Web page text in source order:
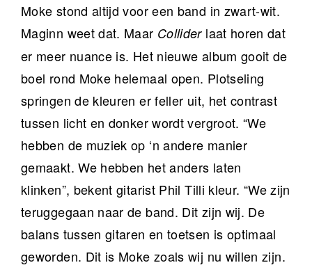
Moke stond altijd voor een band in zwart-wit.
Maginn weet dat. Maar Colliderlaat horen dat
er meer nuance is. Het nieuwe album gooit de
boel rond Moke helemaal open. Plotseling
springen de kleuren er feller uit, het contrast
tussen licht en donker wordt vergroot. “We
hebben de muziek op ‘n andere manier
gemaakt. We hebben het anders laten
klinken”, bekent gitarist Phil Tilli kleur. “We zijn
teruggegaan naar de band. Dit zijn wij. De
balans tussen gitaren en toetsen is optimaal
geworden. Dit is Moke zoals wij nu willen zijn.